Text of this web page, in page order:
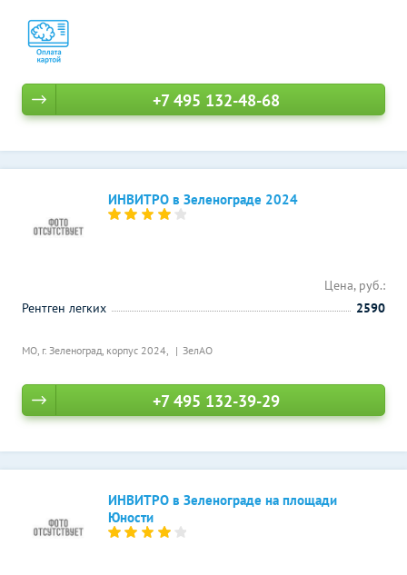
+7 495 132-48-68
ИНВИТРО в Зеленограде 2024
МО, г. Зеленоград, корпус 2024, ЗелАО
Цена, руб.:
Рентген легких
2590
+7 495 132-39-29
ИНВИТРО в Зеленограде на площади
Юности